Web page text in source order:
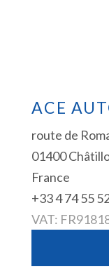
ACE
route de
01400
France
+33 4 74 55
VAT: